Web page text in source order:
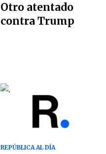
Otro atentado
contra Trump
REPÚBLICA AL DÍA